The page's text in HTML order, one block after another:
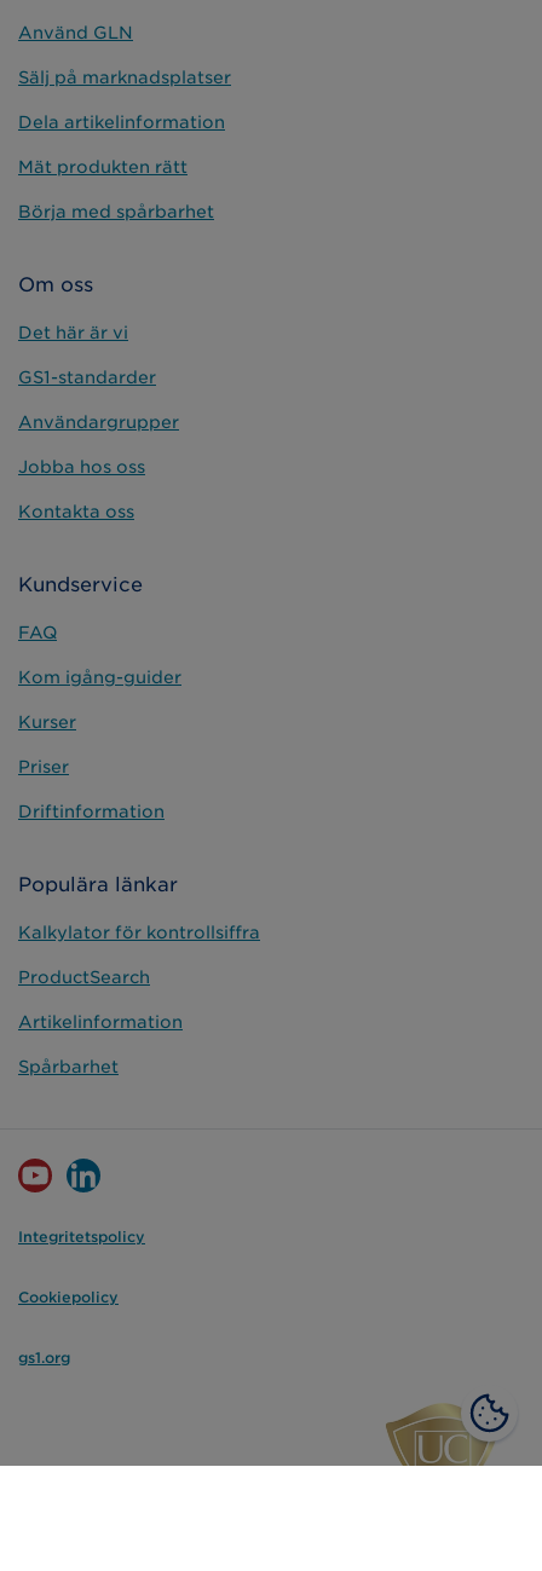
Använd GLN
Sälj på marknadsplatser
Dela artikelinformation
Mät produkten rätt
Börja med spårbarhet
Om oss
Det här är vi
GS1-standarder
Användargrupper
Jobba hos oss
Kontakta oss
Kundservice
FAQ
Kom igång-guider
Kurser
Priser
Driftinformation
Populära länkar
Kalkylator för kontrollsiffra
ProductSearch
Artikelinformation
Spårbarhet
Integritetspolicy
Cookiepolicy
gs1.org